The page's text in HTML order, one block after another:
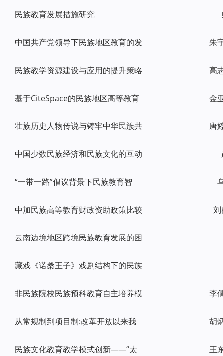
民族教育发展措施研究
中国共产党领导下民族地区教育的发 朱
民族教学资源建设与应用的提升策略 高
基于CiteSpace的民族地区高等教育
壮族历史人物传说与铸牢中华民族共
中国少数民族经济和民族文化的互动
“一带一路”倡议背景下民族教育智
中加民族高等教育财政资助政策比较 刘
云南边境地区跨境民族教育发展的困
藏戏《诺桑王子》戏剧结构下的民族
非民族院校民族预科教育自主培养模 李
从常规制到项目制:改革开放以来我
民族文化教育教学模式创新——“太 王